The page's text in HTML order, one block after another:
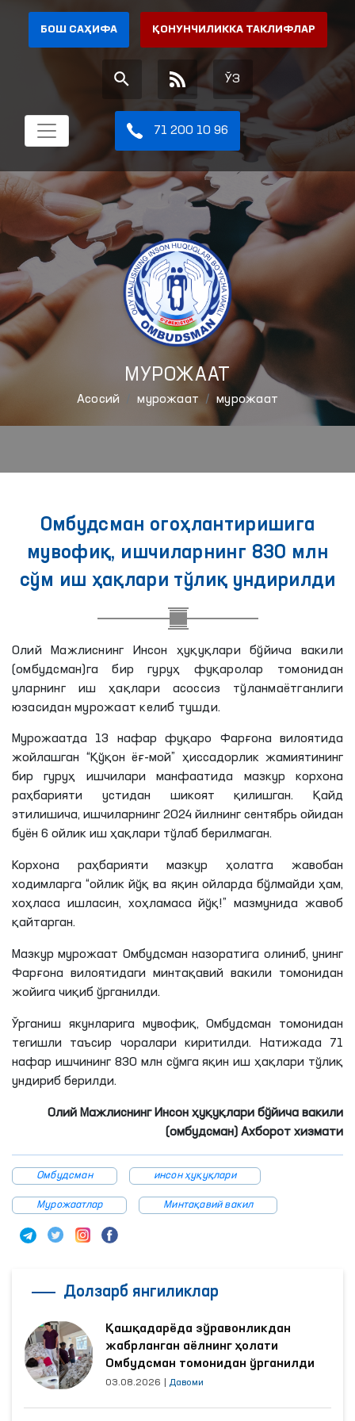
БОШ САҲИФА ҚОНУНЧИЛИККА ТАКЛИФЛАР
ЎЗ
71 200 10 96
МУРОЖААТ
Aсосий мурожаат мурожаат
Омбудсман огоҳлантиришига
мувофиқ, ишчиларнинг 830 млн
сўм иш ҳақлари тўлиқ ундирилди
Олий Мажлиснинг Инсон ҳуқуқлари бўйича вакили
(омбудсман)га бир гуруҳ фуқаролар томонидан
уларнинг иш ҳақлари асоссиз тўланмаётганлиги
юзасидан мурожаат келиб тушди.
Мурожаатда 13 нафар фуқаро Фарғона вилоятида
жойлашган “Қўқон ёғ-мой” ҳиссадорлик жамиятининг
бир гуруҳ ишчилари манфаатида мазкур корхона
раҳбарияти устидан шикоят қилишган. Қайд
этилишича, ишчиларнинг 2024 йилнинг сентябрь ойидан
буён 6 ойлик иш ҳақлари тўлаб берилмаган.
Корхона раҳбарияти мазкур ҳолатга жавобан
ходимларга “ойлик йўқ ва яқин ойларда бўлмайди ҳам,
хоҳласа ишласин, хоҳламаса йўқ!” мазмунида жавоб
қайтарган.
Мазкур мурожаат Омбудсман назоратига олиниб, унинг
Фарғона вилоятидаги минтақавий вакили томонидан
жойига чиқиб ўрганилди.
Ўрганиш якунларига мувофиқ, Омбудсман томонидан
тегишли таъсир чоралари киритилди. Натижада 71
нафар ишчининг 830 млн сўмга яқин иш ҳақлари тўлиқ
ундириб берилди.
Олий Мажлиснинг Инсон ҳуқуқлари бўйича вакили
(омбудсман) Ахборот хизмати
Омбудсман инсон ҳуқуқлари
Мурожаатлар Минтақавий вакил
Долзарб янгиликлар
Қашқадарёда зўравонликдан
жабрланган аёлнинг ҳолати
Омбудсман томонидан ўрганилди
03.08.2026 Давоми